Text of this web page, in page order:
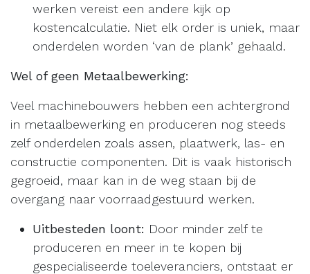
werken vereist een andere kijk op
kostencalculatie. Niet elk order is uniek, maar
onderdelen worden ‘van de plank’ gehaald.
Wel of geen Metaalbewerking:
Veel machinebouwers hebben een achtergrond
in metaalbewerking en produceren nog steeds
zelf onderdelen zoals assen, plaatwerk, las- en
constructie componenten. Dit is vaak historisch
gegroeid, maar kan in de weg staan bij de
overgang naar voorraadgestuurd werken.
Uitbesteden loont: Door minder zelf te
produceren en meer in te kopen bij
gespecialiseerde toeleveranciers, ontstaat er